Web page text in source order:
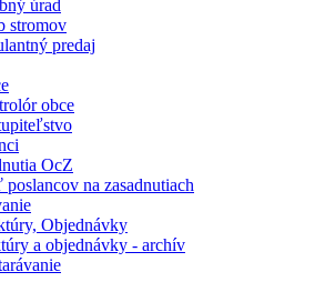
úrad
stromov
predaj
obce
OcZ
poslancov na zasadnutiach
Objednávky
a objednávky - archív